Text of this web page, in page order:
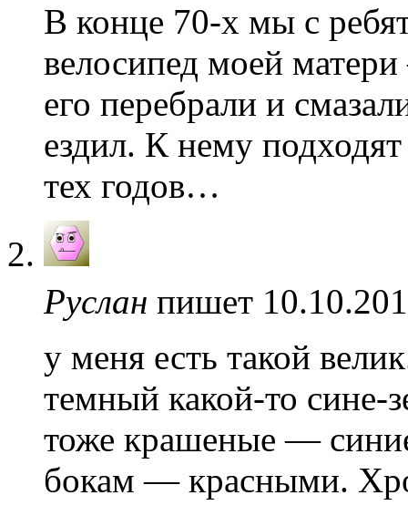
В конце 70-х мы с
велосипед моей
его перебрали и
ездил. К нему
тех годов…
Руслан пишет
у меня есть такой
темный какой-то сине-
тоже крашеные —
бокам — красными.